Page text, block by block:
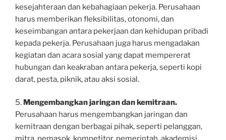
kesejahteraan dan kebahagiaan pekerja. Perusahaan
harus memberikan fleksibilitas, otonomi, dan
keseimbangan antara pekerjaan dan kehidupan pribadi
kepada pekerja. Perusahaan juga harus mengadakan
kegiatan dan acara sosial yang dapat mempererat
hubungan dan keakraban antara pekerja, seperti kopi
darat, pesta, piknik, atau aksi sosial.
5. Mengembangkan jaringan dan kemitraan.
Perusahaan harus mengembangkan jaringan dan
kemitraan dengan berbagai pihak, seperti pelanggan,